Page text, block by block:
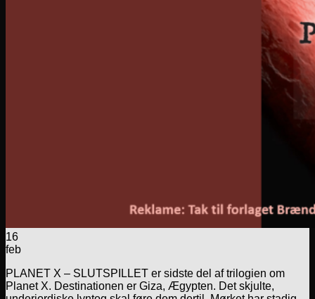
16
feb
PLANET X – SLUTSPILLET er sidste del af trilogien om
Planet X. Destinationen er Giza, Ægypten. Det skjulte,